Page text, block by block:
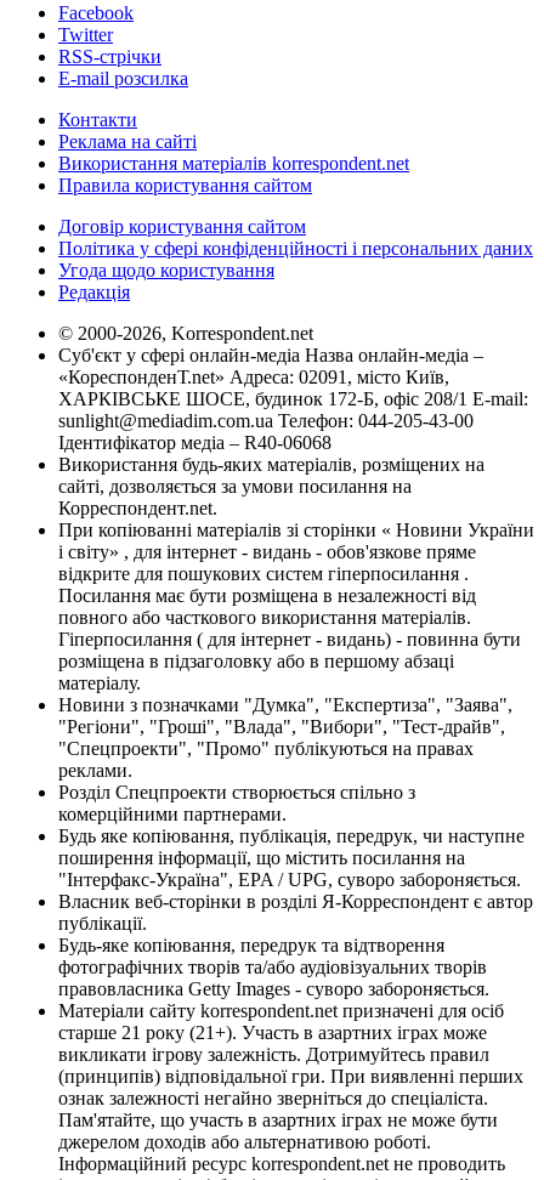
Facebook
Twitter
RSS-стрічки
E-mail розсилка
Контакти
Реклама на сайті
Використання матеріалів korrespondent.net
Правила користування сайтом
Договір користування сайтом
Політика у сфері конфіденційності і персональних даних
Угода щодо користування
Редакція
© 2000-2026, Korrespondent.net
Суб'єкт у сфері онлайн-медіа Назва онлайн-медіа –
«КореспонденТ.net» Адреса: 02091, місто Київ,
ХАРКІВСЬКЕ ШОСЕ, будинок 172-Б, офіс 208/1 E-mail:
sunlight@mediadim.com.ua Телефон: 044-205-43-00
Ідентифікатор медіа – R40-06068
Використання будь-яких матеріалів, розміщених на
сайті, дозволяється за умови посилання на
Корреспондент.net.
При копіюванні матеріалів зі сторінки « Новини України
і світу» , для інтернет - видань - обов'язкове пряме
відкрите для пошукових систем гіперпосилання .
Посилання має бути розміщена в незалежності від
повного або часткового використання матеріалів.
Гіперпосилання ( для інтернет - видань) - повинна бути
розміщена в підзаголовку або в першому абзаці
матеріалу.
Новини з позначками "Думка", "Експертиза", "Заява",
"Регіони", "Гроші", "Влада", "Вибори", "Тест-драйв",
"Спецпроекти", "Промо" публікуються на правах
реклами.
Розділ Спецпроекти створюється спільно з
комерційними партнерами.
Будь яке копіювання, публікація, передрук, чи наступне
поширення інформації, що містить посилання на
"Інтерфакс-Україна", EPA / UPG, суворо забороняється.
Власник веб-сторінки в розділі Я-Корреспондент є автор
публікації.
Будь-яке копіювання, передрук та відтворення
фотографічних творів та/або аудіовізуальних творів
правовласника Getty Images - суворо забороняється.
Матеріали сайту korrespondent.net призначені для осіб
старше 21 року (21+). Участь в азартних іграх може
викликати ігрову залежність. Дотримуйтесь правил
(принципів) відповідальної гри. При виявленні перших
ознак залежності негайно зверніться до спеціаліста.
Пам'ятайте, що участь в азартних іграх не може бути
джерелом доходів або альтернативою роботі.
Інформаційний ресурс korrespondent.net не проводить